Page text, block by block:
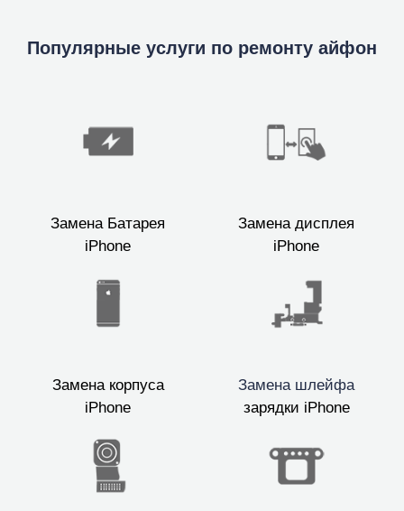
Популярные услуги по ремонту айфон
Замена Батарея
iPhone
Замена дисплея
iPhone
Замена корпуса
iPhone
Замена шлейфа
зарядки iPhone